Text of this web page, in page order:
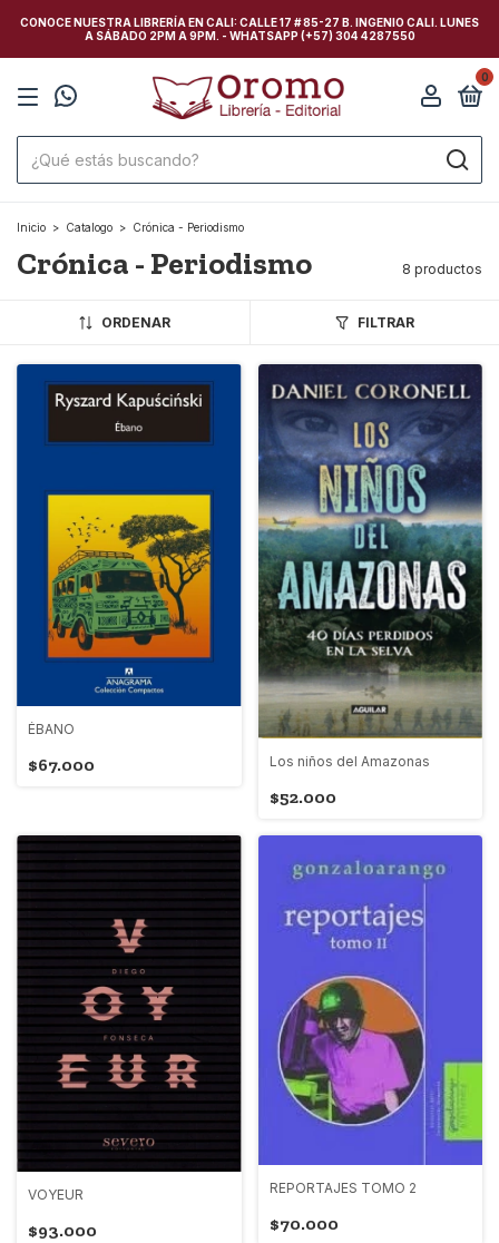
CONOCE NUESTRA LIBRERÍA EN CALI: CALLE 17 # 85-27 B. INGENIO CALI. LUNES
A SÁBADO 2PM A 9PM. - WHATSAPP (+57) 304 4287550
0
Inicio > Catalogo > Crónica - Periodismo
Crónica - Periodismo 8 productos
ORDENAR FILTRAR
ÉBANO
$67.000 Los niños del Amazonas
$52.000
VOYEUR
$93.000
REPORTAJES TOMO 2
$70.000